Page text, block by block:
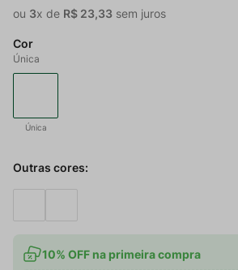
ou 3x de R$ 23,33 sem juros
Cor
Única
Única
Outras cores:
10% OFF na primeira compra